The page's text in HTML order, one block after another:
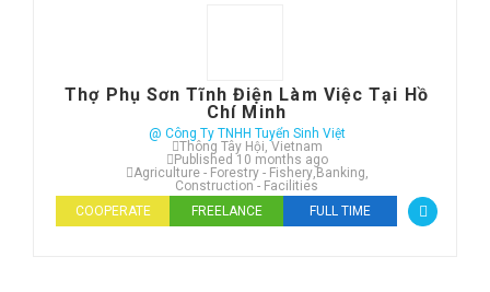
Thợ Phụ Sơn Tĩnh Điện Làm Việc Tại Hồ
Chí Minh
@ Công Ty TNHH Tuyển Sinh Việt
Thông Tây Hội, Vietnam
Published 10 months ago
Agriculture - Forestry - Fishery, Banking,
Construction - Facilities
COOPERATE
FREELANCE FULL TIME